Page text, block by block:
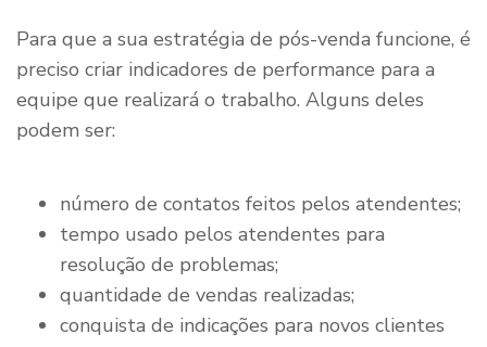
Para que a sua estratégia de pós-venda funcione, é
preciso criar indicadores de performance para a
equipe que realizará o trabalho. Alguns deles
podem ser:
número de contatos feitos pelos atendentes;
tempo usado pelos atendentes para
resolução de problemas;
quantidade de vendas realizadas;
conquista de indicações para novos clientes